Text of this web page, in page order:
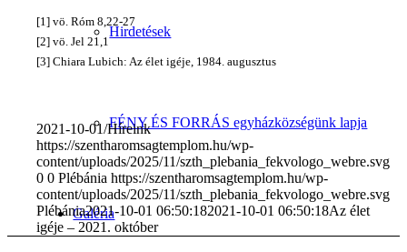
Hirdetések
FÉNY ÉS FORRÁS egyházközségünk lapja
Galéria
[1] vö. Róm 8,22-27
[2] vö. Jel 21,1
[3] Chiara Lubich: Az élet igéje, 1984. augusztus
2021-10-01/Híreink
https://szentharomsagtemplom.hu/wp-
content/uploads/2025/11/szth_plebania_fekvologo_webre.svg
0 0 Plébánia https://szentharomsagtemplom.hu/wp-
content/uploads/2025/11/szth_plebania_fekvologo_webre.svg
Plébánia2021-10-01 06:50:182021-10-01 06:50:18Az élet
igéje – 2021. október